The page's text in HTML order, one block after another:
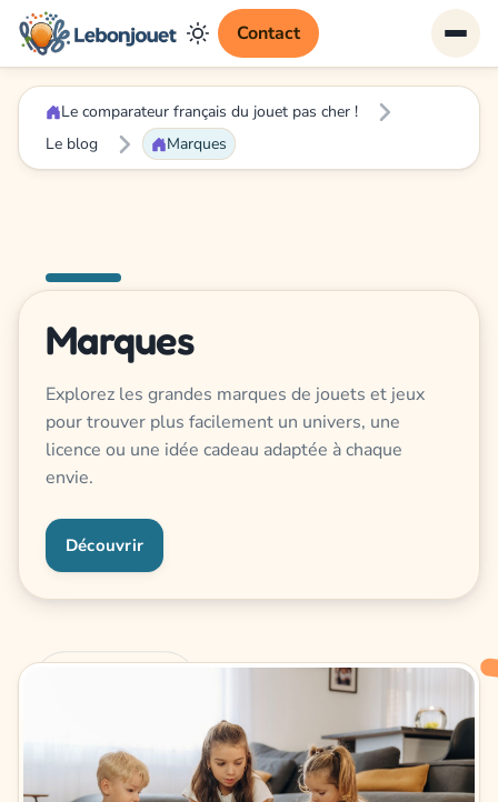
Contact
Le comparateur français du jouet pas cher !
Le blog
Marques
Marques
Explorez les grandes marques de jouets et jeux
pour trouver plus facilement un univers, une
licence ou une idée cadeau adaptée à chaque
envie.
Découvrir